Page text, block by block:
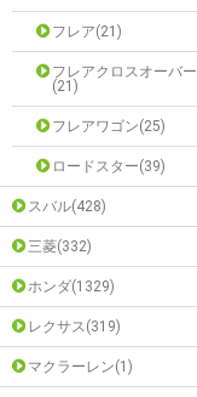
フレア(21)
フレアクロスオーバー
(21)
フレアワゴン(25)
ロードスター(39)
スバル(428)
三菱(332)
ホンダ(1329)
レクサス(319)
マクラーレン(1)